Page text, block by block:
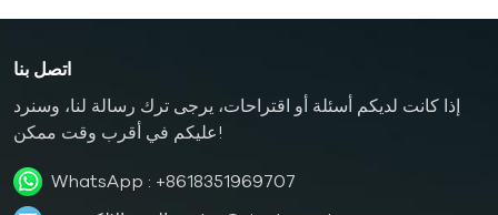
اتصل بنا
إذا كانت لديكم أسئلة أو اقتراحات، يرجى ترك رسالة لنا، وسنرد
عليكم في أقرب وقت ممكن!
WhatsApp : +8618351969707